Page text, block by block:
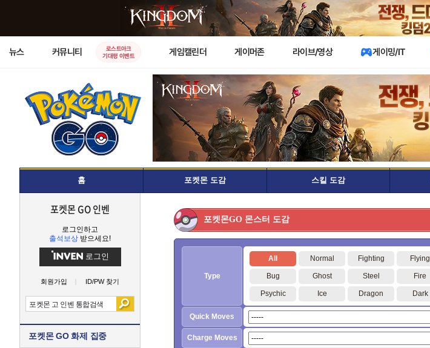
뉴스 커뮤니티
로스트아크
기대평 이벤트
게임캘린더 게이머존 라이브/영상 게이밍/IT
홈 포켓몬 도감 스킬 도감
포켓몬 GO 인벤
로그인하고
출석보상 받으세요!
로그인
회원가입 ID/PW 찾기
포켓몬 GO 화제 집중
포켓몬GO 몬스터 도감
Type
All Normal Fighting Flying
Bug Ghost Steel Fire
Psychic Ice Dragon Dark
Quick Moves
Charge Moves